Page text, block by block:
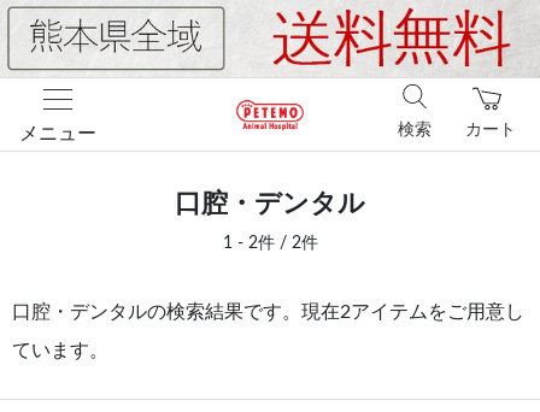
メニュー カート
検索
口腔・デンタル
1 - 2件 / 2件
口腔・デンタルの検索結果です。現在2アイテムをご用意し
ています。